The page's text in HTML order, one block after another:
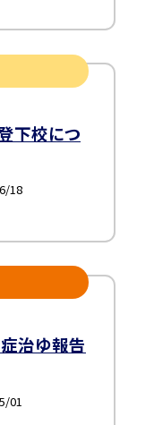
下校につ
18
治ゆ報告
01